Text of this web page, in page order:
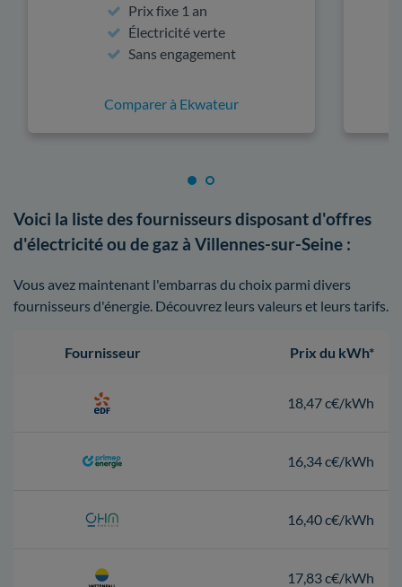
Prix fixe 1 an
Électricité verte
Sans engagement
Comparer à Ekwateur
Voici la liste des fournisseurs disposant d'offres
d'électricité ou de gaz à Villennes-sur-Seine :
Vous avez maintenant l'embarras du choix parmi divers
fournisseurs d'énergie. Découvrez leurs valeurs et leurs tarifs.
Fournisseur Prix du kWh*
18,47 c€/kWh
16,34 c€/kWh
16,40 c€/kWh
17,83 c€/kWh